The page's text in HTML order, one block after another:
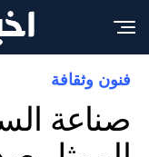
فنون وثقافة
صناعة